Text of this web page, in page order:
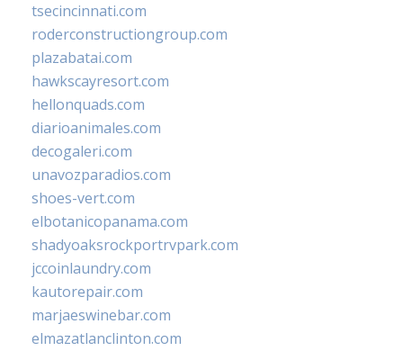
tsecincinnati.com
roderconstructiongroup.com
plazabatai.com
hawkscayresort.com
hellonquads.com
diarioanimales.com
decogaleri.com
unavozparadios.com
shoes-vert.com
elbotanicopanama.com
shadyoaksrockportrvpark.com
jccoinlaundry.com
kautorepair.com
marjaeswinebar.com
elmazatlanclinton.com